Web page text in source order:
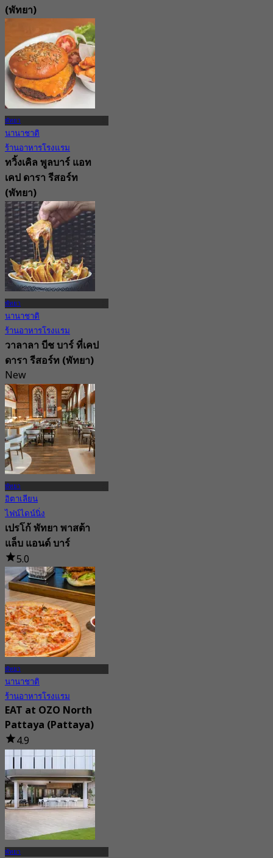
(พัทยา)
158 การจอง
จาก฿ 396.66
พัทยา
นานาชาติ
ร้านอาหารโรงแรม
ทวิ้งเคิล พูลบาร์ แอท
เคป ดารา รีสอร์ท
(พัทยา)
New
4.5
จาก฿ 595
พัทยา
นานาชาติ
ร้านอาหารโรงแรม
วาลาลา บีช บาร์ ที่เคป
ดารา รีสอร์ท (พัทยา)
New
จาก ฿ 595
พัทยา
อิตาเลียน
ไฟน์ไดน์นิ่ง
เปรโก้ พัทยา พาสต้า
แล็บ แอนด์ บาร์
5.0
160 การจอง
จาก฿ 830
พัทยา
นานาชาติ
ร้านอาหารโรงแรม
EAT at OZO North
Pattaya (Pattaya)
4.9
106 การจอง
จาก฿ 299
พัทยา